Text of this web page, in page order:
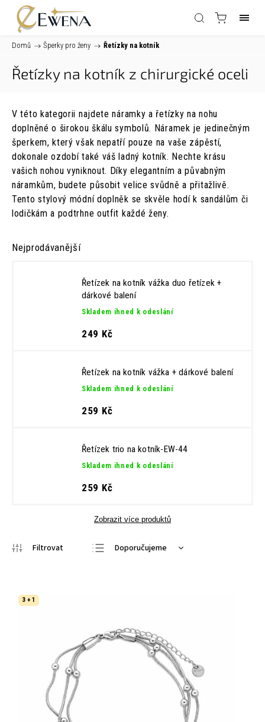
Domů / Šperky pro ženy / Řetízky na kotník
Řetízky na kotník z chirurgické oceli
V této kategorii najdete náramky a řetízky na nohu
doplněné o širokou škálu symbolů. Náramek je jedinečným
šperkem, který však nepatří pouze na vaše zápěstí,
dokonale ozdobí také váš ladný kotník. Nechte krásu
vašich nohou vyniknout. Díky elegantním a půvabným
náramkům, budete působit velice svůdně a přitažlivě.
Tento stylový módní doplněk se skvěle hodí k sandálům či
lodičkám a podtrhne outfit každé ženy.
Nejprodávanější
Řetízek na kotník vážka duo řetízek+
dárkové balení
Skladem ihned k odeslání
249 Kč
Řetízek na kotník vážka + dárkové balení
Skladem ihned k odeslání
259 Kč
Řetízek trio na kotník-EW-44
Skladem ihned k odeslání
259 Kč
Zobrazit více produktů
Doporučujeme
3 + 1